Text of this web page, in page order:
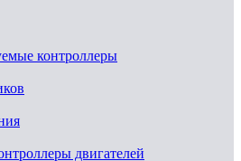
контроллеры
двигателей